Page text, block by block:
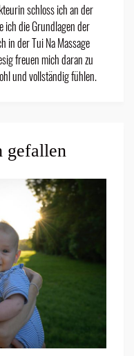
schloss ich an der
ich die Grundlagen der
in der Tui Na Massage
freuen mich daran zu
und vollständig fühlen.
gefallen